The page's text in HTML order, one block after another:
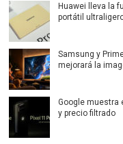
Huawei lleva la
portátil
Samsung y
mejorará la
Google muestra
y precio filtrado